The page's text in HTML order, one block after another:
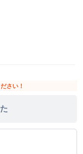
さい！